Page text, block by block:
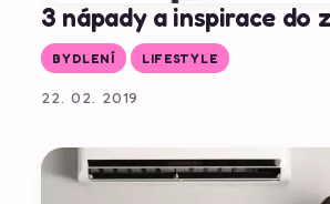
3 nápady a inspirace do
BYDLENÍ LIFESTYLE
22. 02. 2019